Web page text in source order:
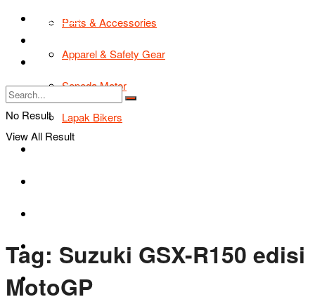
Parts & Accessories
Apparel & Safety Gear
Sepeda Motor
Lapak Bikers
Bikers Cars
Tentang Kami
TIPS & TRIK
Tentang Kami
No Result
View All Result
Tag: Suzuki GSX-R150 edisi
MotoGP